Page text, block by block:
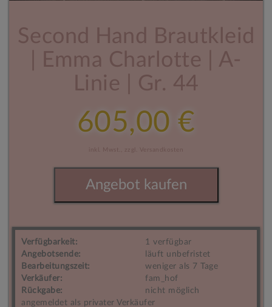
Second Hand Brautkleid
| Emma Charlotte | A-
Linie | Gr. 44
605,00 €
inkl. Mwst., zzgl. Versandkosten
Angebot kaufen
Verfügbarkeit:
1 verfügbar
Angebotsende:
läuft unbefristet
Bearbeitungszeit:
weniger als 7 Tage
Verkäufer:
fam_hof
Rückgabe:
nicht möglich
angemeldet als privater Verkäufer